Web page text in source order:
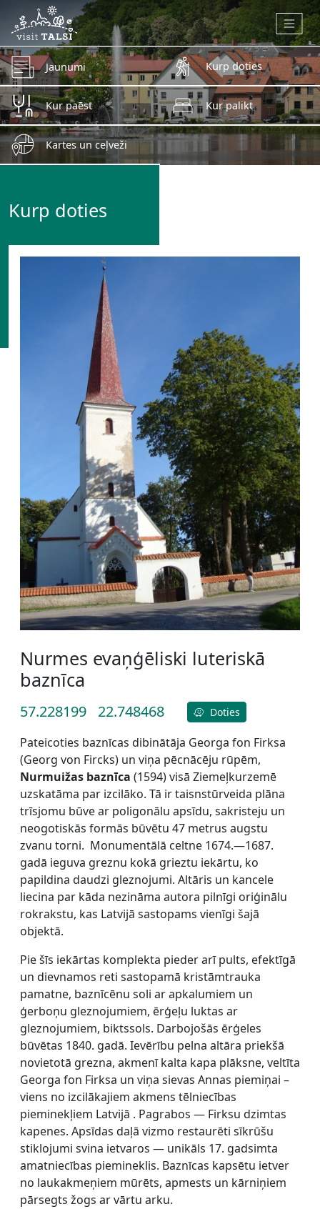
Skip to main content
Jaunumi Kurp doties
Kur paēst Kur palikt
Kartes un ceļveži
Kurp doties
Nurmes evaņģēliski luteriskā
baznīca
57.228199 22.748468 Doties
Pateicoties baznīcas dibinātāja Georga fon Firksa
(Georg von Fircks) un viņa pēcnācēju rūpēm,
Nurmuižas baznīca (1594) visā Ziemeļkurzemē
uzskatāma par izcilāko. Tā ir taisnstūrveida plāna
trīsjomu būve ar poligonālu apsīdu, sakristeju un
neogotiskās formās būvētu 47 metrus augstu
zvanu torni. Monumentālā celtne 1674.—1687.
gadā ieguva greznu kokā grieztu iekārtu, ko
papildina daudzi gleznojumi. Altāris un kancele
liecina par kāda nezināma autora pilnīgi oriģinālu
rokrakstu, kas Latvijā sastopams vienīgi šajā
objektā.
Pie šīs iekārtas komplekta pieder arī pults, efektīgā
un dievnamos reti sastopamā kristāmtrauka
pamatne, baznīcēnu soli ar apkalumiem un
ģerboņu gleznojumiem, ērģeļu luktas ar
gleznojumiem, biktssols. Darbojošās ērģeles
būvētas 1840. gadā. Ievērību pelna altāra priekšā
novietotā grezna, akmenī kalta kapa plāksne, veltīta
Georga fon Firksa un viņa sievas Annas piemiņai –
viens no izcilākajiem akmens tēlniecības
pieminekļiem Latvijā . Pagrabos — Firksu dzimtas
kapenes. Apsīdas daļā vizmo restaurēti sīkrūšu
stiklojumi svina ietvaros — unikāls 17. gadsimta
amatniecības piemineklis. Baznīcas kapsētu ietver
no laukakmeņiem mūrēts, apmests un kārniņiem
pārsegts žogs ar vārtu arku.